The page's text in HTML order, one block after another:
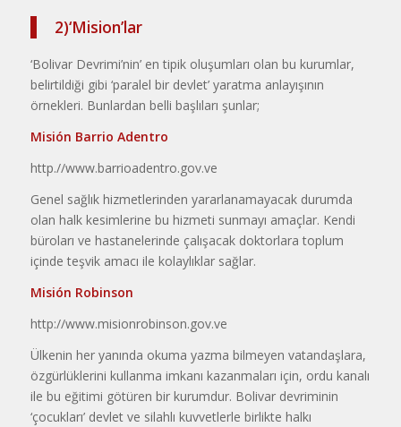
2)‘Mision’lar
‘Bolivar Devrimi’nin’ en tipik oluşumları olan bu kurumlar,
belirtildi­ği gibi ‘paralel bir devlet’ yaratma anlayışının
örnekleri. Bunlardan belli başlıları şunlar;
Misión Barrio Adentro
http.//www.barrioadentro.gov.ve
Genel sağlık hizmetlerinden ya­rarlanamayacak durumda
olan halk kesimlerine bu hizmeti sunmayı amaçlar. Kendi
büroları ve hastanele­rinde çalışacak doktorlara toplum
içinde teşvik amacı ile kolaylıklar sağ­lar.
Misión Robinson
http://www.misionrobinson.gov.ve
Ülkenin her yanında okuma yaz­ma bilmeyen vatandaşlara,
özgürlük­lerini kullanma imkanı kazanmaları için, ordu kanalı
ile bu eğitimi götüren bir kurumdur. Bolivar devriminin
‘çocukları’ devlet ve silahlı kuvvet­lerle birlikte halkı